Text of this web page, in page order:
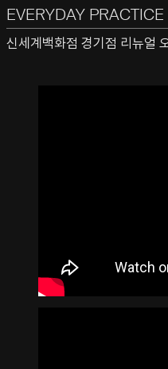
EVERYDAY PRACTICE
일상의실천
신세계백화점 경기점 리뉴얼